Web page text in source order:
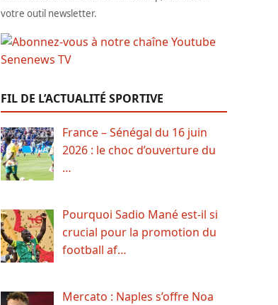
votre outil newsletter.
FIL DE L’ACTUALITÉ SPORTIVE
France – Sénégal du 16 juin
2026 : le choc d’ouverture du
…
Pourquoi Sadio Mané est-il si
crucial pour la promotion du
football af…
Mercato : Naples s’offre Noa